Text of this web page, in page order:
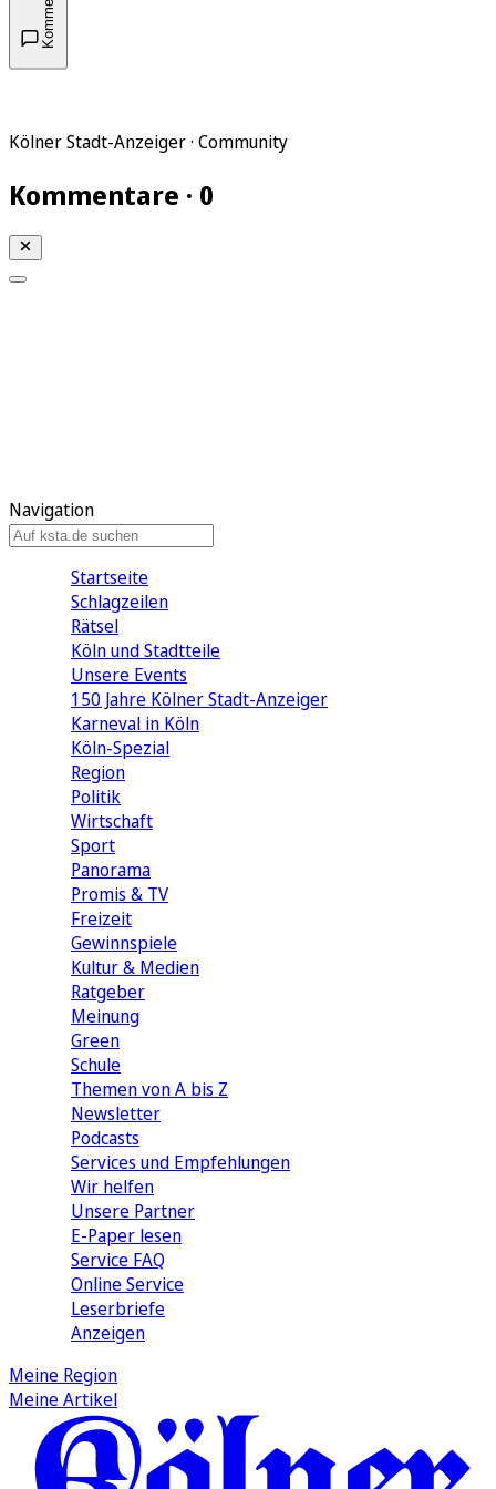
Kölner Stadt-Anzeiger · Community
Kommentare · 0
Navigation
Startseite
Schlagzeilen
Rätsel
Köln und Stadtteile
Unsere Events
150 Jahre Kölner Stadt-Anzeiger
Karneval in Köln
Köln-Spezial
Region
Politik
Wirtschaft
Sport
Panorama
Promis & TV
Freizeit
Gewinnspiele
Kultur & Medien
Ratgeber
Meinung
Green
Schule
Themen von A bis Z
Newsletter
Podcasts
Services und Empfehlungen
Wir helfen
Unsere Partner
E-Paper lesen
Service FAQ
Online Service
Leserbriefe
Anzeigen
Meine Region
Meine Artikel